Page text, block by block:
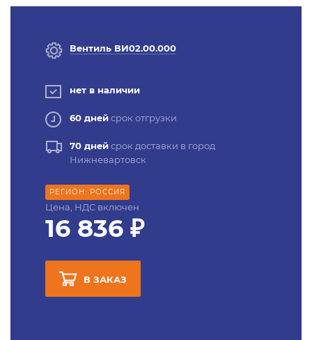
Вентиль ВИ02.00.000
нет в наличии
60 днейсрок отгрузки
70 днейсрок доставки в город
Нижневартовск
РЕГИОН: РОССИЯ
Цена, НДС включен
16 836 ₽
В ЗАКАЗ